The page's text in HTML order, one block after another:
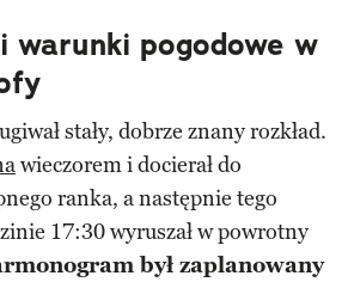
warunki pogodowe w
stały, dobrze znany rozkład.
wieczorem i docierał do
ranka, a następnie tego
17:30 wyruszał w powrotny
był zaplanowany